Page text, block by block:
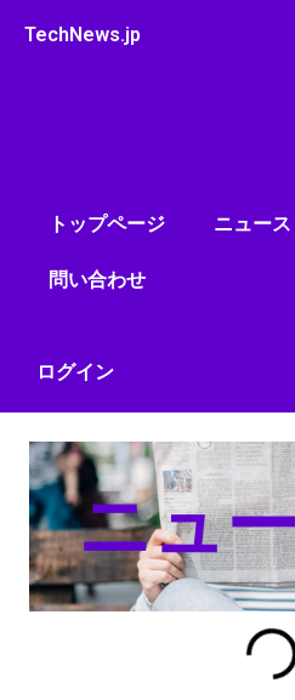
TechNews.jp
トップページ ニュース
問い合わせ
ログイン
ニュ